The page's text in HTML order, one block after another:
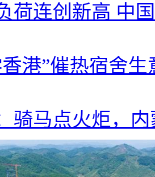
荷连创新高 中
港”催热宿舍
骑马点火炬，